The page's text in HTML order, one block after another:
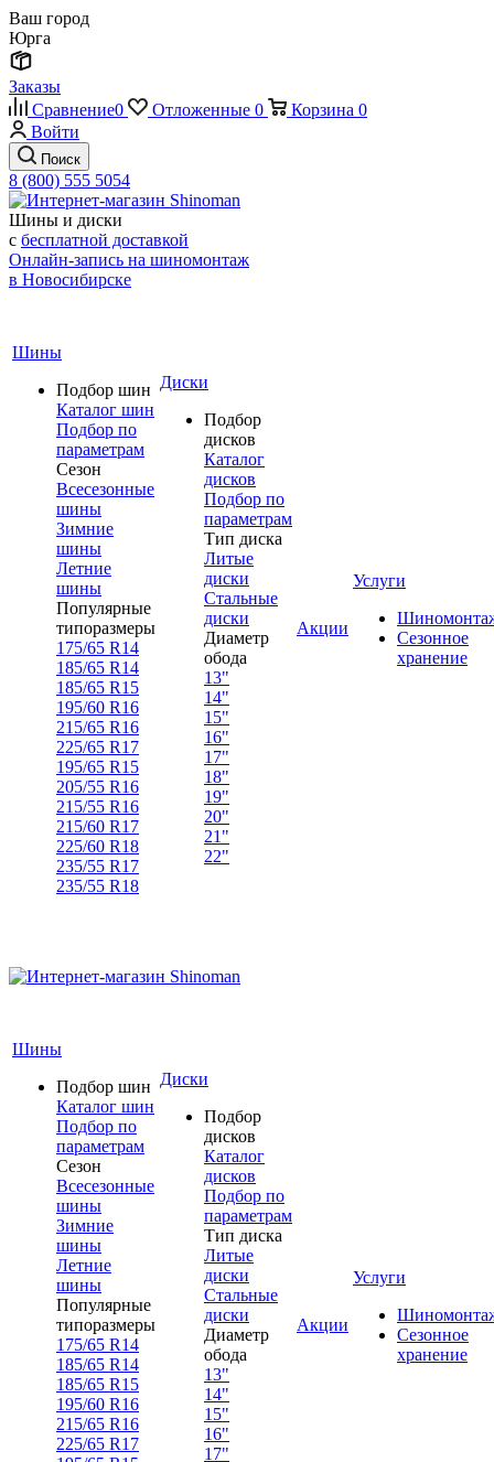
Ваш город
Юрга
Заказы
Сравнение0 Отложенные 0 Корзина 0
Войти
Поиск
8 (800) 555 5054
Шины и диски
с бесплатной доставкой
Онлайн-запись на шиномонтаж
в Новосибирске
Шины
Подбор шин
Каталог шин
Подбор по
параметрам
Сезон
Всесезонные
шины
Зимние
шины
Летние
шины
Популярные
типоразмеры
175/65 R14
185/65 R14
185/65 R15
195/60 R16
215/65 R16
225/65 R17
195/65 R15
205/55 R16
215/55 R16
215/60 R17
225/60 R18
235/55 R17
235/55 R18
Диски
Подбор
дисков
Каталог
дисков
Подбор по
параметрам
Тип диска
Литые
диски
Стальные
диски
Диаметр
обода
13"
14"
15"
16"
17"
18"
19"
20"
21"
22"
Акции
Услуги
Сезонное
хранение
Шины
Подбор шин
Каталог шин
Подбор по
параметрам
Сезон
Всесезонные
шины
Зимние
шины
Летние
шины
Популярные
типоразмеры
175/65 R14
185/65 R14
185/65 R15
195/60 R16
215/65 R16
225/65 R17
Диски
Подбор
дисков
Каталог
дисков
Подбор по
параметрам
Тип диска
Литые
диски
Стальные
диски
Диаметр
обода
13"
14"
15"
16"
17"
Акции
Услуги
Сезонное
хранение